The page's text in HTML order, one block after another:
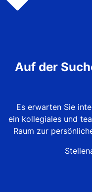
Auf der
Es erwarten Sie
ein kollegiales und
Raum zur